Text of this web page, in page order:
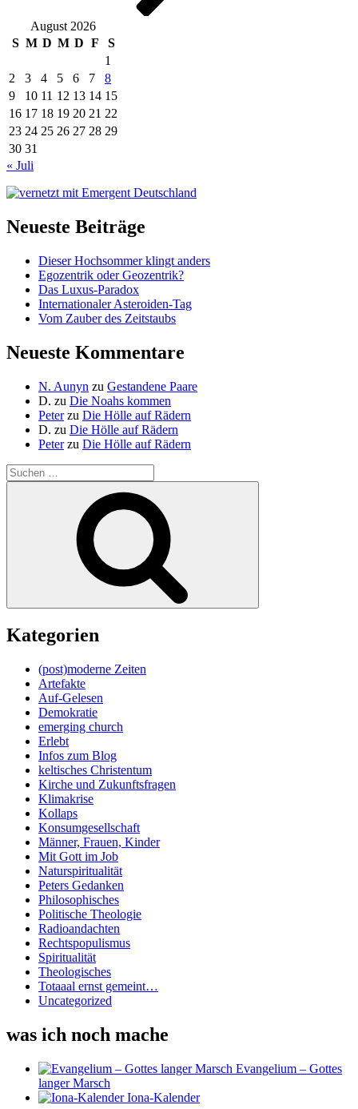
August 2026
S M D M D F
S
1
2
3 4 5 6 7
8
9
10 11 12 13 14 15
16 17 18 19 20 21 22
23 24 25 26 27 28 29
30 31
« Juli
Neueste Beiträge
Dieser Hochsommer klingt anders
Egozentrik oder Geozentrik?
Das Luxus-Paradox
Internationaler Asteroiden-Tag
Vom Zauber des Zeitstaubs
Neueste Kommentare
N. Aunyn zu Gestandene Paare
D. zu Die Noahs kommen
Peterzu Die Hölle auf Rädern
D. zu Die Hölle auf Rädern
Peterzu Die Hölle auf Rädern
Suche
nach:
Kategorien
(post)moderne Zeiten
Artefakte
Auf-Gelesen
Demokratie
emerging church
Erlebt
Infos zum Blog
keltisches Christentum
Kirche und Zukunftsfragen
Klimakrise
Kollaps
Konsumgesellschaft
Männer, Frauen, Kinder
Mit Gott im Job
Naturspiritualität
Peters Gedanken
Philosophisches
Politische Theologie
Radioandachten
Rechtspopulismus
Spiritualität
Theologisches
Totaaal ernst gemeint…
Uncategorized
was ich noch mache
Evangelium – Gottes
langer Marsch
Iona-Kalender